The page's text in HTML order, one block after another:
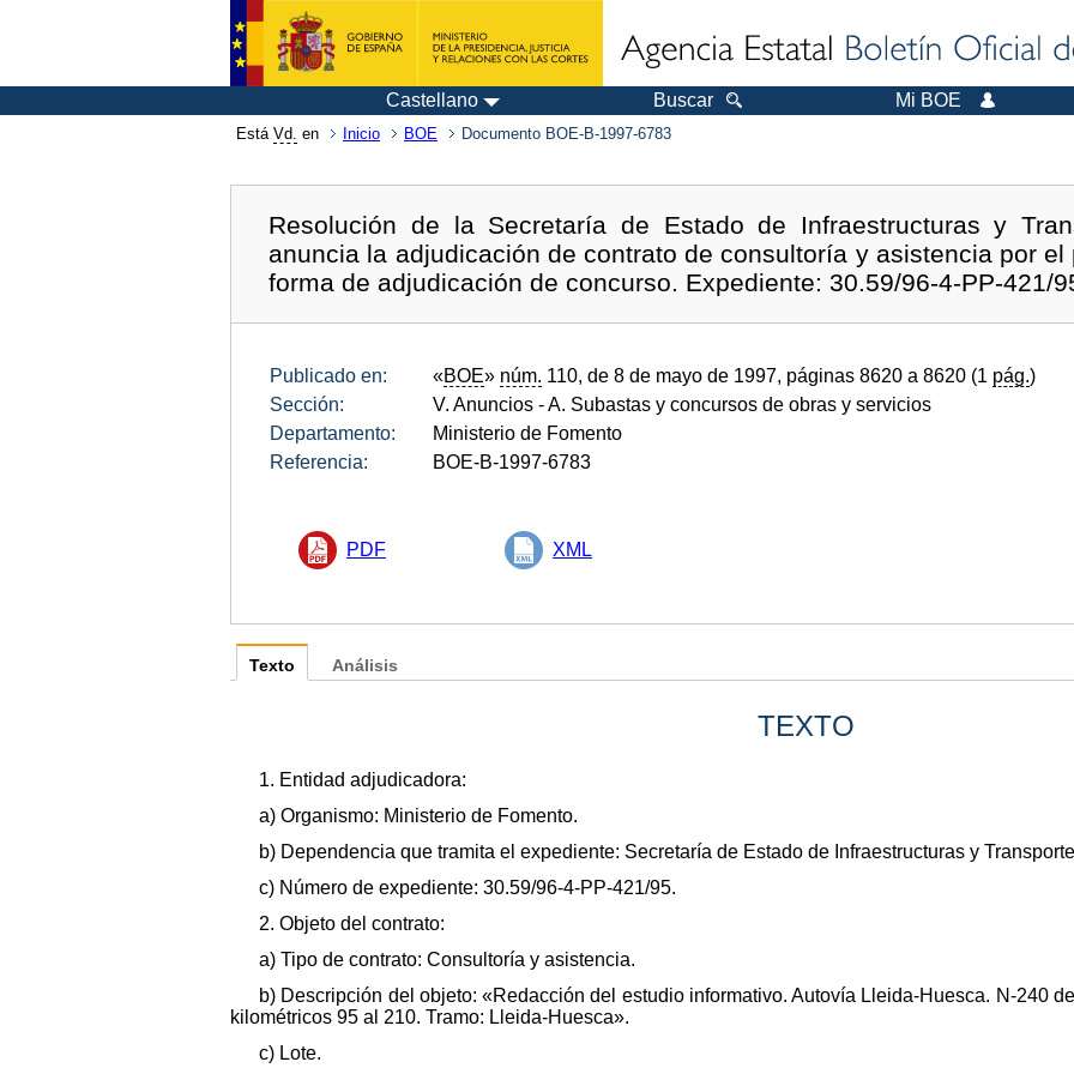
Castellano Buscar Mi BOE
Está Vd. en Inicio BOE Documento BOE-B-1997-6783
Resolución de la Secretaría de Estado de Infraestructuras y
anuncia la adjudicación de contrato de consultoría y asistencia por
forma de adjudicación de concurso. Expediente: 30.59/96-4-PP-421/
Publicado en: «BOE» núm. 110, de 8 de mayo de 1997, páginas 8620 a 8620 (1 pág.)
Sección:
V. Anuncios - A. Subastas y concursos de obras y servicios
Departamento:
Ministerio de Fomento
Referencia:
BOE-B-1997-6783
PDF XML
Texto
TEXTO
1. Entidad adjudicadora:
a) Organismo: Ministerio de Fomento.
b) Dependencia que tramita el expediente: Secretaría de Estado de Infraestructuras y
c) Número de expediente: 30.59/96-4-PP-421/95.
2. Objeto del contrato:
a) Tipo de contrato: Consultoría y asistencia.
b) Descripción del objeto: «Redacción del estudio informativo. Autovía Lleida-Huesca. N-240
kilométricos 95 al 210. Tramo: Lleida-Huesca».
c) Lote.
Análisis